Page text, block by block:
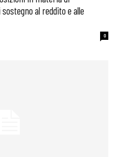
al reddito e alle
0